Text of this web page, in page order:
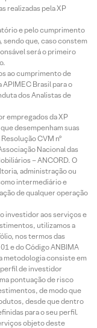
realizadas pela XP
e pelo cumprimento
sendo que, caso constem
será o primeiro
ao cumprimento de
Brasil para o
dos Analistas de
empregados da XP
desempenham suas
CVM nº
Nacional das
– ANCORD. O
administração ou
intermediário e
de qualquer operação
investidor aos serviços e
utilizamos a
nos termos das
e do Código ANBIMA
metodologia consiste em
de investidor
pontuação de risco
de modo que
desde que dentro
para o seu perfil.
objeto deste